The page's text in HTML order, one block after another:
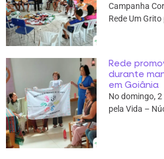
Campanha
Rede Um Grito
Rede
durante
em Goiânia
No domingo,
pela Vida –